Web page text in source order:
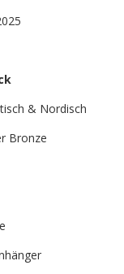
& Nordisch
Bronze